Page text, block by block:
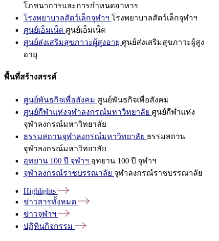
โภชนาการและการกำหนดอาหาร
โรงพยาบาลสัตว์เล็กจุฬาฯ โรงพยาบาลสัตว์เล็กจุฬาฯ
ศูนย์เอ็มเน็ต ศูนย์เอ็มเน็ต
ศูนย์ส่งเสริมสุขภาวะผู้สูงอายุ ศูนย์ส่งเสริมสุขภาวะผู้สูง
อายุ
พื้นที่สร้างสรรค์
ศูนย์พันธกิจเพื่อสังคม ศูนย์พันธกิจเพื่อสังคม
ศูนย์กีฬาแห่งจุฬาลงกรณ์มหาวิทยาลัย ศูนย์กีฬาแห่ง
จุฬาลงกรณ์มหาวิทยาลัย
ธรรมสถานจุฬาลงกรณ์มหาวิทยาลัย ธรรมสถาน
จุฬาลงกรณ์มหาวิทยาลัย
อุทยาน 100 ปี จุฬาฯ อุทยาน 100 ปี จุฬาฯ
จุฬาลงกรณ์ราชบรรณาลัย จุฬาลงกรณ์ราชบรรณาลัย
Highlights
ข่าวสารทั้งหมด
ข่าวจุฬาฯ
ปฏิทินกิจกรรม